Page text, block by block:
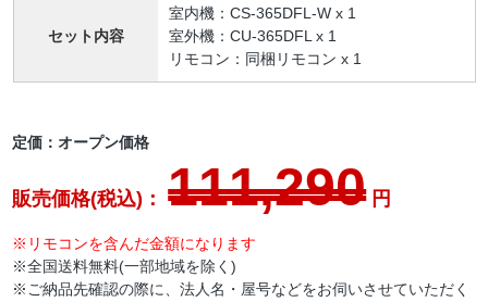
セット内容
室内機：CS-365DFL-W x 1
室外機：CU-365DFL x 1
リモコン：同梱リモコン x 1
定価：オープン価格
販売価格(税込)：111,290円
※リモコンを含んだ金額になります
※全国送料無料(一部地域を除く)
※ご納品先確認の際に、法人名・屋号などをお伺いさせていただく